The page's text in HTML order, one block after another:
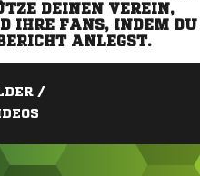
DEINEN VEREIN,
IHRE FANS, INDEM DU
ANLEGST.
/